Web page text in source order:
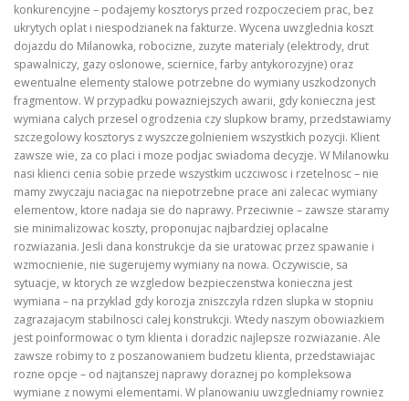
konkurencyjne – podajemy kosztorys przed rozpoczeciem prac, bez
ukrytych oplat i niespodzianek na fakturze. Wycena uwzglednia koszt
dojazdu do Milanowka, robocizne, zuzyte materialy (elektrody, drut
spawalniczy, gazy oslonowe, sciernice, farby antykorozyjne) oraz
ewentualne elementy stalowe potrzebne do wymiany uszkodzonych
fragmentow. W przypadku powazniejszych awarii, gdy konieczna jest
wymiana calych przesel ogrodzenia czy slupkow bramy, przedstawiamy
szczegolowy kosztorys z wyszczegolnieniem wszystkich pozycji. Klient
zawsze wie, za co placi i moze podjac swiadoma decyzje. W Milanowku
nasi klienci cenia sobie przede wszystkim uczciwosc i rzetelnosc – nie
mamy zwyczaju naciagac na niepotrzebne prace ani zalecac wymiany
elementow, ktore nadaja sie do naprawy. Przeciwnie – zawsze staramy
sie minimalizowac koszty, proponujac najbardziej oplacalne
rozwiazania. Jesli dana konstrukcje da sie uratowac przez spawanie i
wzmocnienie, nie sugerujemy wymiany na nowa. Oczywiscie, sa
sytuacje, w ktorych ze wzgledow bezpieczenstwa konieczna jest
wymiana – na przyklad gdy korozja zniszczyla rdzen slupka w stopniu
zagrazajacym stabilnosci calej konstrukcji. Wtedy naszym obowiazkiem
jest poinformowac o tym klienta i doradzic najlepsze rozwiazanie. Ale
zawsze robimy to z poszanowaniem budzetu klienta, przedstawiajac
rozne opcje – od najtanszej naprawy doraznej po kompleksowa
wymiane z nowymi elementami. W planowaniu uwzgledniamy rowniez